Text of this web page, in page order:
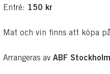
Entré: 150 kr
Mat och vin finns att köpa
Arrangeras av ABF Stockholm